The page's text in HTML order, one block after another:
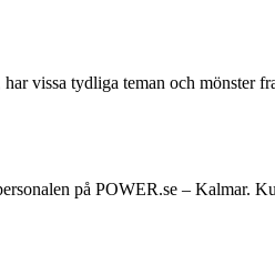
vissa tydliga teman och mönster
på POWER.se – Kalmar.